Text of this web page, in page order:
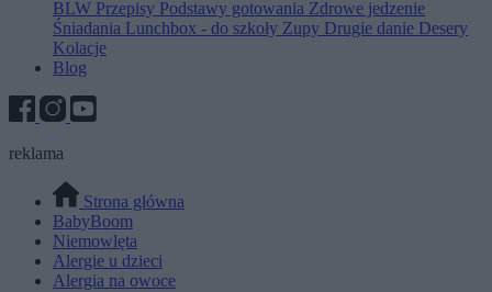
BLW Przepisy Podstawy gotowania Zdrowe jedzenie
Śniadania Lunchbox - do szkoły Zupy Drugie danie Desery
Kolacje
Blog
reklama
Strona główna
BabyBoom
Niemowlęta
Alergie u dzieci
Alergia na owoce